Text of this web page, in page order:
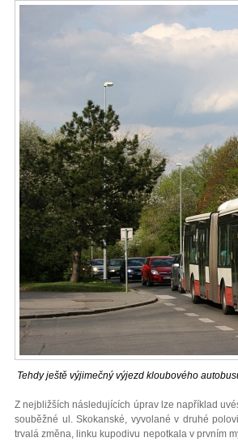
Tehdy ještě výjimečný výjezd kloubového
Z nejbližších následujících úprav lze například
souběžné ul. Skokanské, vyvolané v druhé
trvalá změna, linku kupodivu nepotkala v prvním